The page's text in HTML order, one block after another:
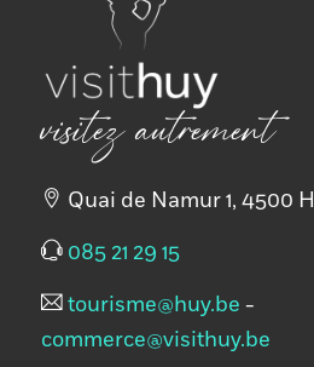
visitez autrement
Quai de Namur 1, 4500
085 21 29 15
tourisme@huy.be -
commerce@visithuy.be